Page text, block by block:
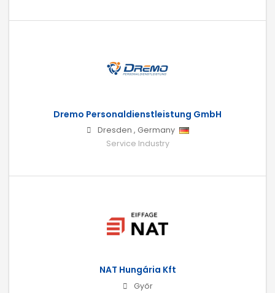
Dremo Personaldienstleistung GmbH
Dresden , Germany
Service Industry
NAT Hungária Kft
Győr